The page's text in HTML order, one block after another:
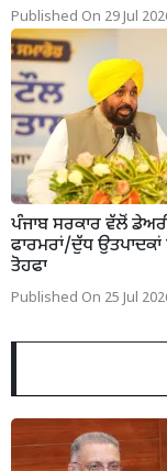
Published On 29 Jul
ਪੰਜਾਬ ਸਰਕਾਰ ਵੱਲੋਂ
ਫਾਰਮਰਾਂ/ਦੁੱਧ ਉਤਪਾਦਕਾਂ
ਤੋਹਫਾ
Published On 25 Jul